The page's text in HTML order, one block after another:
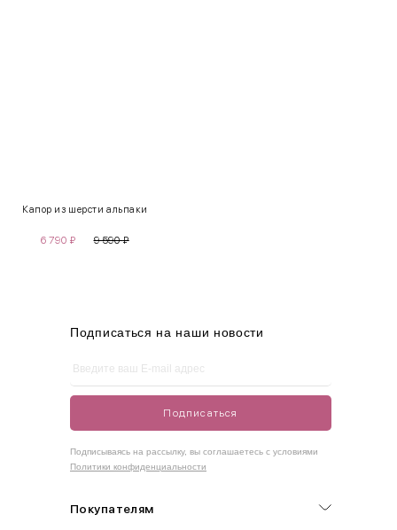
Капор из шерсти альпаки
6 790 ₽ 9 590₽
S 42-44
42-50
Как правильно себя обмерить
Измеряется по самым выступающим точкам.
Покупателям
Подписаться на наши новости
Подписаться
Подписываясь на рассылку, вы соглашаетесь с условиями
Политики конфиденциальности